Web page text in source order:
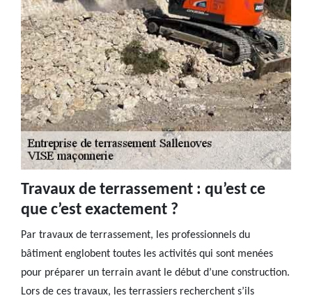
Travaux de terrassement : qu’est ce
que c’est exactement ?
Par travaux de terrassement, les professionnels du
bâtiment englobent toutes les activités qui sont menées
pour préparer un terrain avant le début d’une construction.
Lors de ces travaux, les terrassiers recherchent s’ils